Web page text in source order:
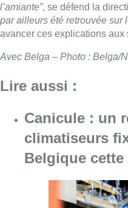
l’amiante”, se défend la
par ailleurs été retrouvée sur
avancer ces explications aux
Avec Belga – Photo : Belga/
Lire aussi :
Canicule : un
climatiseurs
Belgique cette